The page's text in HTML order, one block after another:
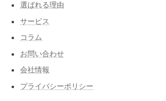
選ばれる理由
サービス
コラム
お問い合わせ
会社情報
プライバシーポリシー